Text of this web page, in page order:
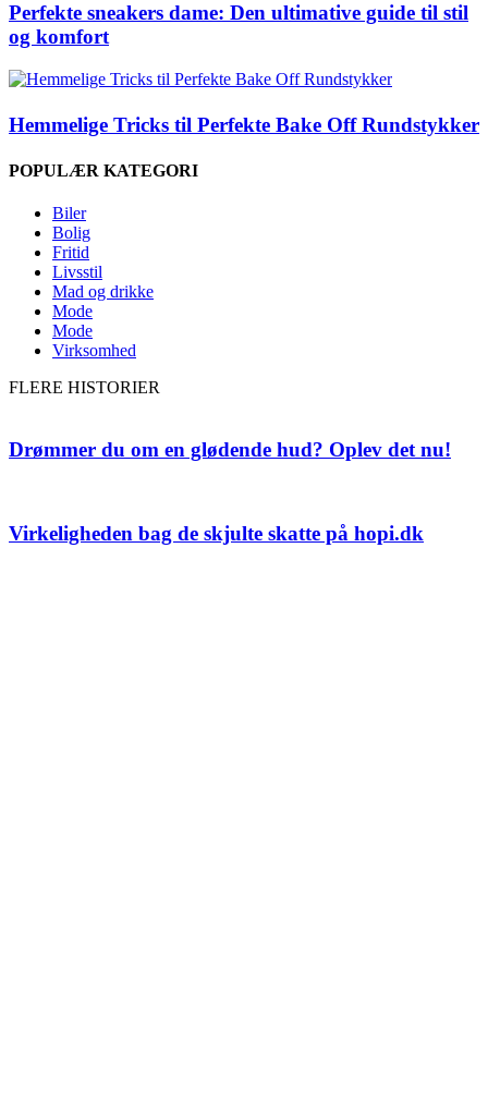
Perfekte sneakers dame: Den ultimative guide til stil
og komfort
Hemmelige Tricks til Perfekte Bake Off Rundstykker
POPULÆR KATEGORI
Biler
Bolig
Fritid
Livsstil
Mad og drikke
Mode
Mode
Virksomhed
FLERE HISTORIER
Drømmer du om en glødende hud? Oplev det nu!
Virkeligheden bag de skjulte skatte på hopi.dk